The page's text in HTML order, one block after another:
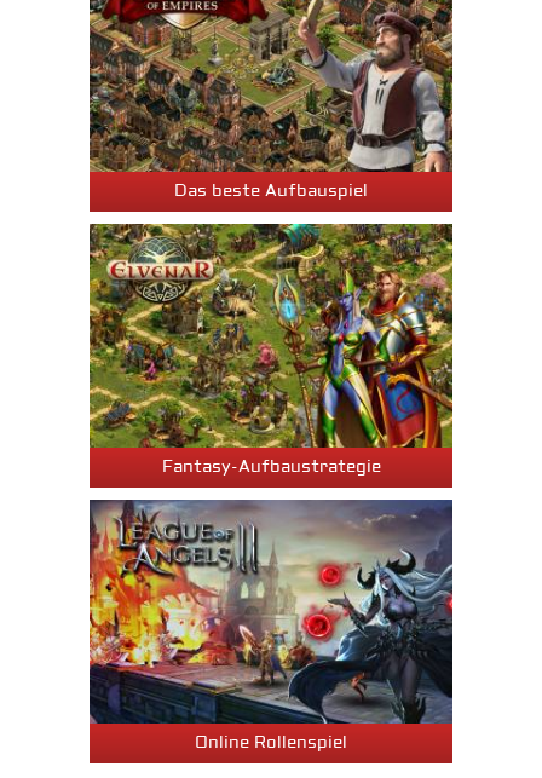
Das beste Aufbauspiel
Fantasy-Aufbaustrategie
Online Rollenspiel